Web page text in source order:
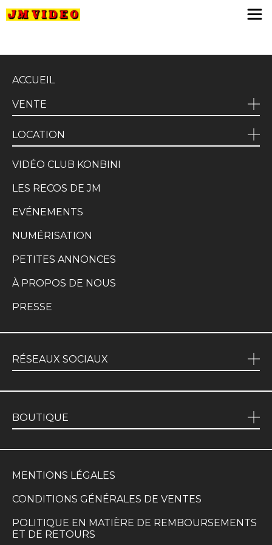
ACCUEIL
VENTE
LOCATION
VIDÉO CLUB KONBINI
LES RECOS DE JM
EVÉNEMENTS
NUMÉRISATION
PETITES ANNONCES
À PROPOS DE NOUS
PRESSE
RÉSEAUX SOCIAUX
BOUTIQUE
MENTIONS LÉGALES
CONDITIONS GÉNÉRALES DE VENTES
POLITIQUE EN MATIÈRE DE REMBOURSEMENTS
ET DE RETOURS